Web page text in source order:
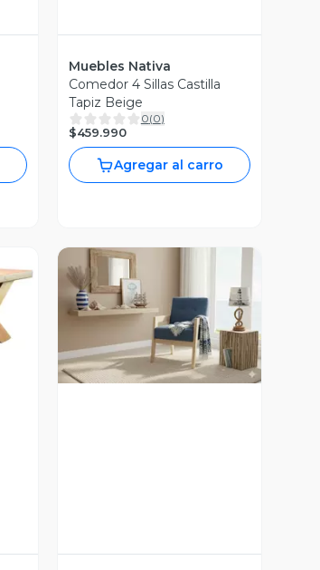
Muebles Nativa
Comedor 4 Sillas Castilla
Tapiz Beige
0(0)
$459.990
Agregar al carro
Vista Previa